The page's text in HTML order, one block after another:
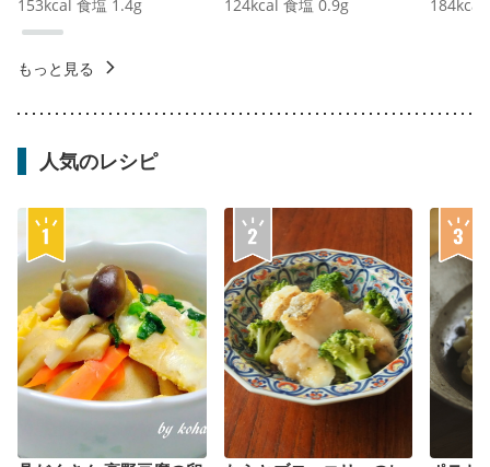
153kcal 食塩 1.4g 124kcal 食塩 0.9g 184kcal
もっと見る
人気のレシピ